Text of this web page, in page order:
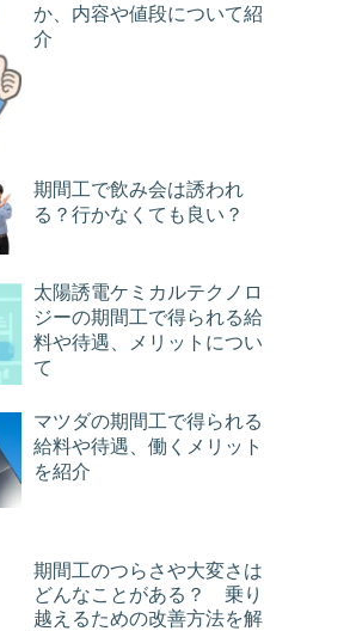
か、内容や値段について紹
介
期間工で飲み会は誘われ
る？行かなくても良い？
太陽誘電ケミカルテクノロ
ジーの期間工で得られる給
料や待遇、メリットについ
て
マツダの期間工で得られる
給料や待遇、働くメリット
を紹介
期間工のつらさや大変さは
どんなことがある？ 乗り
越えるための改善方法を解